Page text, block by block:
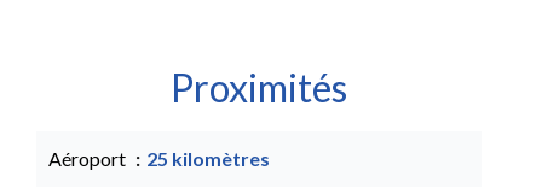
Proximités
Aéroport 25 kilomètres